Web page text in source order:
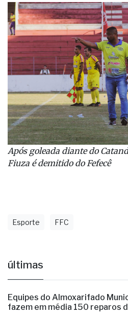
Após goleada diante do
Fiuza é demitido do Fefecê
Esporte FFC
últimas
Equipes do Almoxarifado
fazem em média 150 reparos